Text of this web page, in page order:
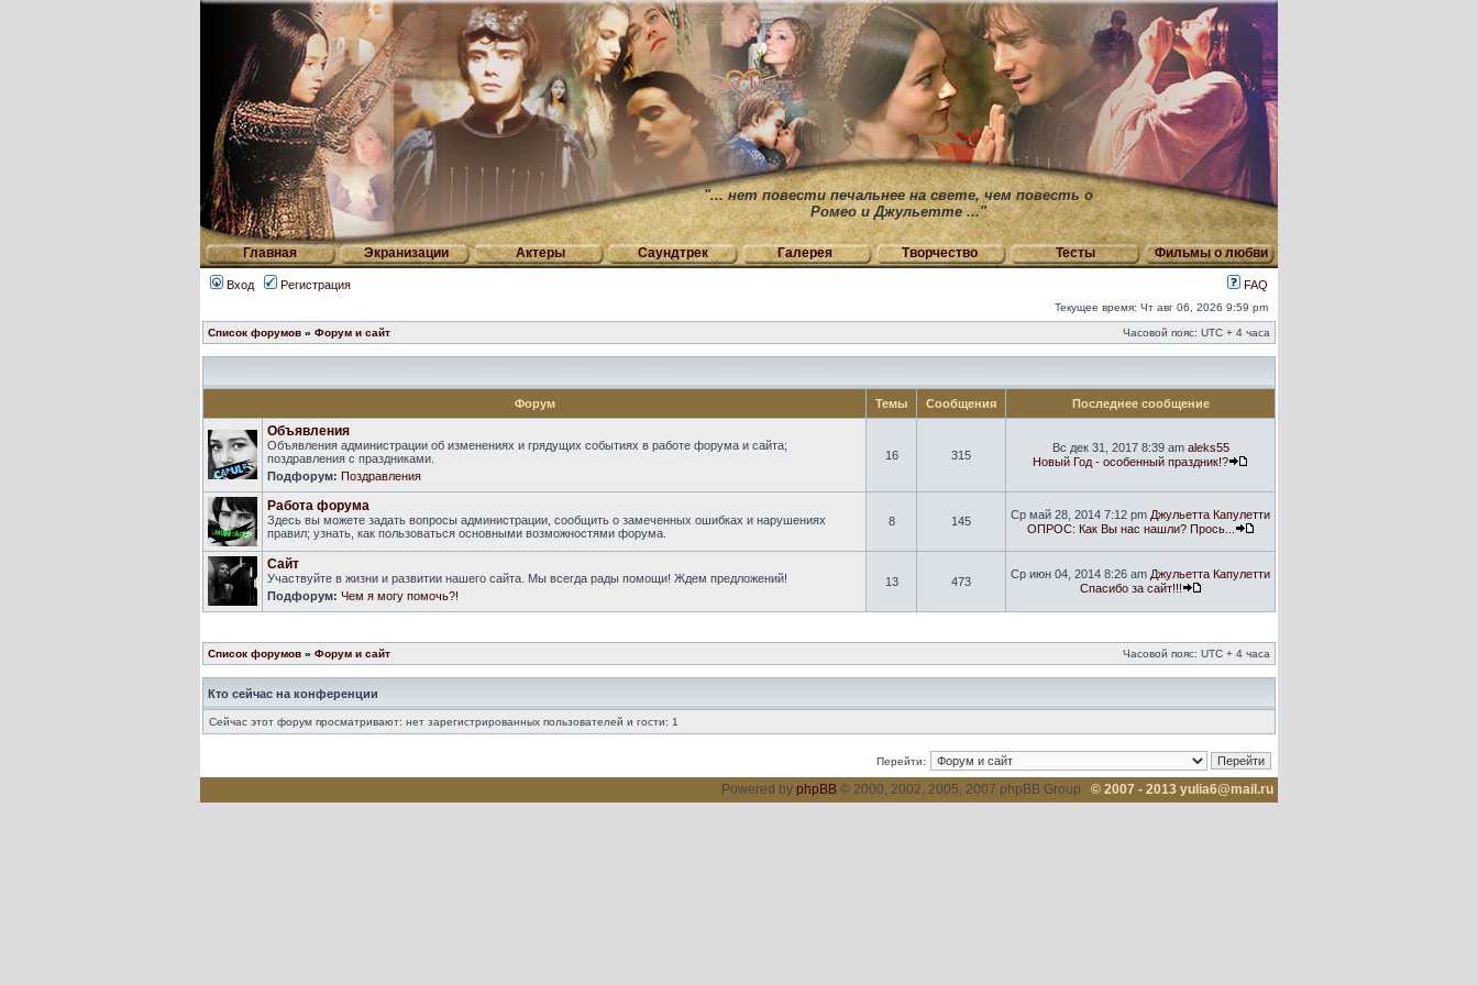
"... нет повести печальнее на свете, чем повесть о
Ромео и Джульетте ..."
Главная Экранизации Актеры Саундтрек Галерея Творчество Тесты Фильмы о любви
Вход Регистрация FAQ
Текущее время: Чт авг 06, 2026 9:59 pm
Список форумов » Форум и сайт Часовой пояс: UTC + 4 часа
Форум Темы Сообщения Последнее сообщение
Объявления
Объявления администрации об изменениях и грядущих событиях в работе форума и сайта;
поздравления с праздниками.
Подфорум: Поздравления
16 315
Вс дек 31, 2017 8:39 am aleks55
Новый Год - особенный праздник!?
Работа форума
Здесь вы можете задать вопросы администрации, сообщить о замеченных ошибках и нарушениях
правил; узнать, как пользоваться основными возможностями форума.
8 145 Ср май 28, 2014 7:12 pm Джульетта Капулетти
ОПРОС: Как Вы нас нашли? Прось...
Сайт
Участвуйте в жизни и развитии нашего сайта. Мы всегда рады помощи! Ждем предложений!
Подфорум: Чем я могу помочь?!
13 473
Ср июн 04, 2014 8:26 am Джульетта Капулетти
Спасибо за сайт!!!
Список форумов » Форум и сайт Часовой пояс: UTC + 4 часа
Кто сейчас на конференции
Сейчас этот форум просматривают: нет зарегистрированных пользователей и гости: 1
Перейти:
Powered by phpBB © 2000, 2002, 2005, 2007 phpBB Group © 2007 - 2013 yulia6@mail.ru